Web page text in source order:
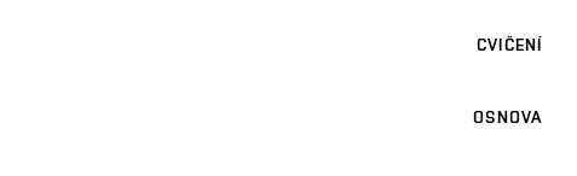
CVIČENÍ
OSNOVA